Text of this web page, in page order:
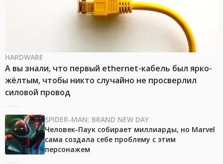
HARDWARE
А вы знали, что первый ethernet-кабель был ярко-
жёлтым, чтобы никто случайно не просверлил
силовой провод
SPIDER-MAN: BRAND NEW DAY
Человек-Паук собирает миллиарды, но Marvel
сама создала себе проблему с этим
персонажем